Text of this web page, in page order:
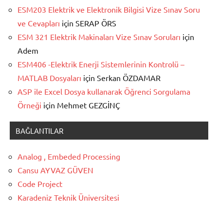
ESM203 Elektrik ve Elektronik Bilgisi Vize Sınav Soru
ve Cevapları için SERAP ÖRS
ESM 321 Elektrik Makinaları Vize Sınav Soruları için
Adem
ESM406 -Elektrik Enerji Sistemlerinin Kontrolü –
MATLAB Dosyaları için Serkan ÖZDAMAR
ASP ile Excel Dosya kullanarak Öğrenci Sorgulama
Örneği için Mehmet GEZGİNÇ
BAĞLANTILAR
Analog , Embeded Processing
Cansu AYVAZ GÜVEN
Code Project
Karadeniz Teknik Üniversitesi